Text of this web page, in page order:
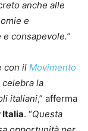
anche alle
e
consapevole.”
con il Movimento
la
italiani,” afferma
Italia. “Questa